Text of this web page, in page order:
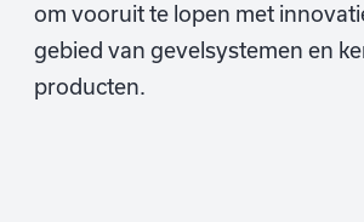
om vooruit te lopen met
gebied van gevelsystemen en
producten.